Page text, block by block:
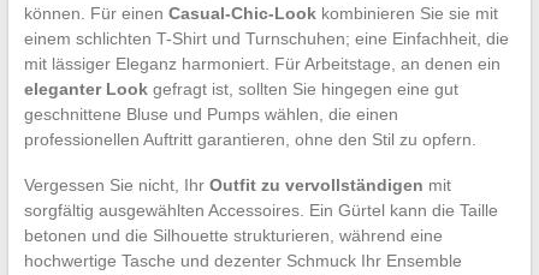
können. Für einen Casual-Chic-Lookkombinieren Sie sie mit
einem schlichten T-Shirt und Turnschuhen; eine Einfachheit, die
mit lässiger Eleganz harmoniert. Für Arbeitstage, an denen ein
eleganter Lookgefragt ist, sollten Sie hingegen eine gut
geschnittene Bluse und Pumps wählen, die einen
professionellen Auftritt garantieren, ohne den Stil zu opfern.
Vergessen Sie nicht, Ihr Outfit zu vervollständigen mit
sorgfältig ausgewählten Accessoires. Ein Gürtel kann die Taille
betonen und die Silhouette strukturieren, während eine
hochwertige Tasche und dezenter Schmuck Ihr Ensemble